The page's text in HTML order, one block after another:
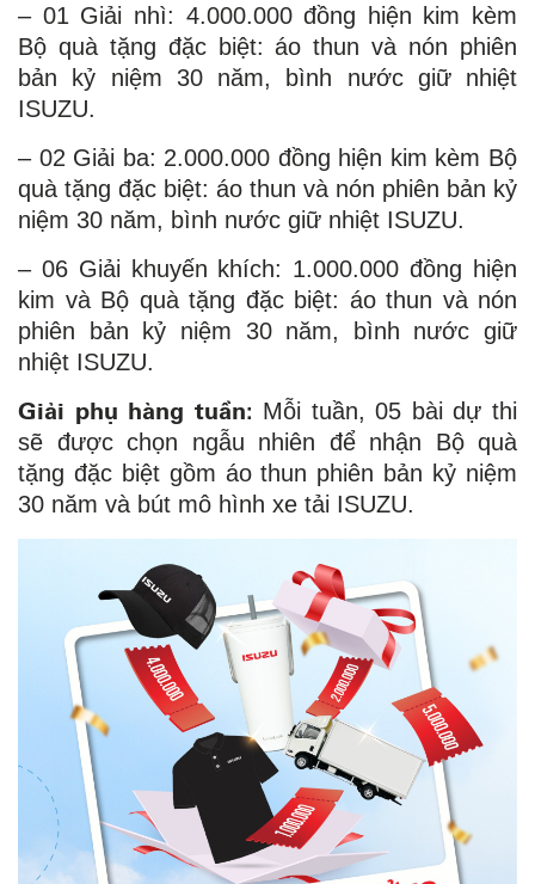
– 01 Giải nhì: 4.000.000 đồng hiện kim kèm
Bộ quà tặng đặc biệt: áo thun và nón phiên
bản kỷ niệm 30 năm, bình nước giữ nhiệt
ISUZU.
– 02 Giải ba: 2.000.000 đồng hiện kim kèm Bộ
quà tặng đặc biệt: áo thun và nón phiên bản kỷ
niệm 30 năm, bình nước giữ nhiệt ISUZU.
– 06 Giải khuyến khích: 1.000.000 đồng hiện
kim và Bộ quà tặng đặc biệt: áo thun và nón
phiên bản kỷ niệm 30 năm, bình nước giữ
nhiệt ISUZU.
Giải phụ hàng tuần: Mỗi tuần, 05 bài dự thi
sẽ được chọn ngẫu nhiên để nhận Bộ quà
tặng đặc biệt gồm áo thun phiên bản kỷ niệm
30 năm và bút mô hình xe tải ISUZU.